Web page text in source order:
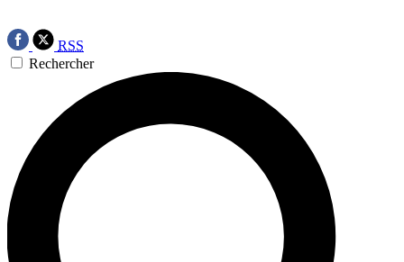
RSS
Rechercher